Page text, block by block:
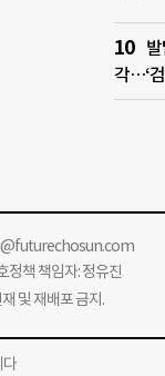
각…‘
책 책임자: 정유진
및 재배포 금지.
다